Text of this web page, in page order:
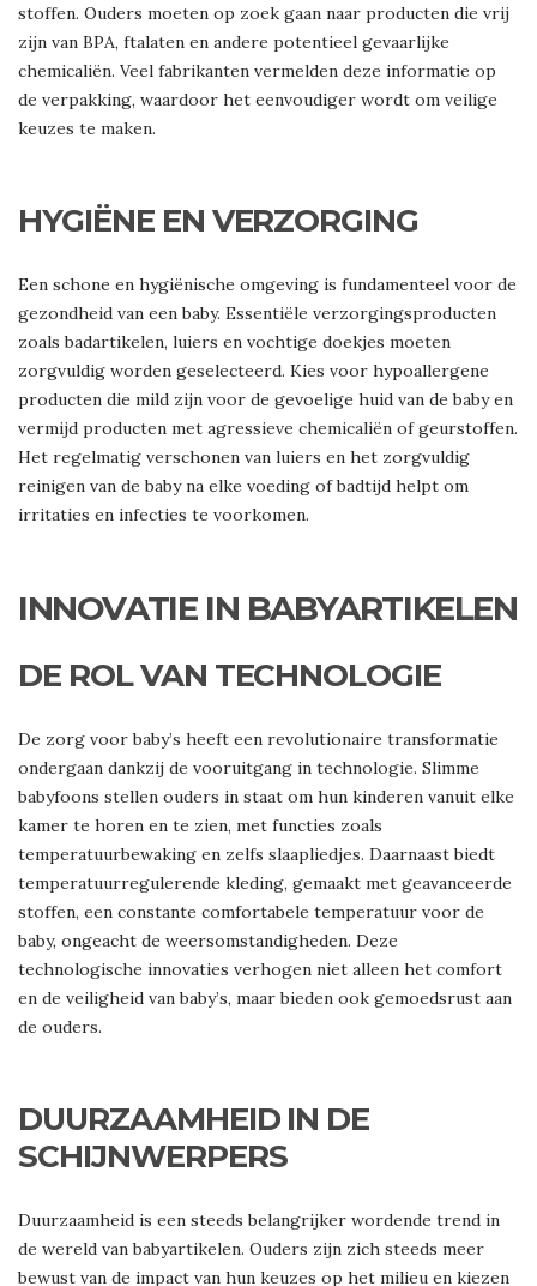
stoffen. Ouders moeten op zoek gaan naar producten die vrij
zijn van BPA, ftalaten en andere potentieel gevaarlijke
chemicaliën. Veel fabrikanten vermelden deze informatie op
de verpakking, waardoor het eenvoudiger wordt om veilige
keuzes te maken.
HYGIËNE EN VERZORGING
Een schone en hygiënische omgeving is fundamenteel voor de
gezondheid van een baby. Essentiële verzorgingsproducten
zoals badartikelen, luiers en vochtige doekjes moeten
zorgvuldig worden geselecteerd. Kies voor hypoallergene
producten die mild zijn voor de gevoelige huid van de baby en
vermijd producten met agressieve chemicaliën of geurstoffen.
Het regelmatig verschonen van luiers en het zorgvuldig
reinigen van de baby na elke voeding of badtijd helpt om
irritaties en infecties te voorkomen.
INNOVATIE IN BABYARTIKELEN
DE ROL VAN TECHNOLOGIE
De zorg voor baby’s heeft een revolutionaire transformatie
ondergaan dankzij de vooruitgang in technologie. Slimme
babyfoons stellen ouders in staat om hun kinderen vanuit elke
kamer te horen en te zien, met functies zoals
temperatuurbewaking en zelfs slaapliedjes. Daarnaast biedt
temperatuurregulerende kleding, gemaakt met geavanceerde
stoffen, een constante comfortabele temperatuur voor de
baby, ongeacht de weersomstandigheden. Deze
technologische innovaties verhogen niet alleen het comfort
en de veiligheid van baby’s, maar bieden ook gemoedsrust aan
de ouders.
DUURZAAMHEID IN DE
SCHIJNWERPERS
Duurzaamheid is een steeds belangrijker wordende trend in
de wereld van babyartikelen. Ouders zijn zich steeds meer
bewust van de impact van hun keuzes op het milieu en kiezen